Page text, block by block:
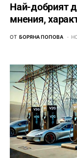
Най-добрият
мнения,
ОТ БОРЯНА ПОПОВА